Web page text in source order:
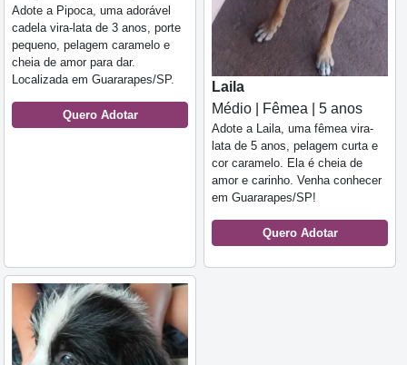
Adote a Pipoca, uma adorável
cadela vira-lata de 3 anos, porte
pequeno, pelagem caramelo e
cheia de amor para dar.
Localizada em Guararapes/SP.
Quero Adotar
Laila
Médio | Fêmea | 5 anos
Adote a Laila, uma fêmea vira-
lata de 5 anos, pelagem curta e
cor caramelo. Ela é cheia de
amor e carinho. Venha conhecer
em Guararapes/SP!
Quero Adotar